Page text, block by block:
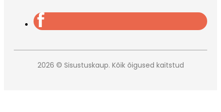
2026 © Sisustuskaup. Kõik õigused kaitstud